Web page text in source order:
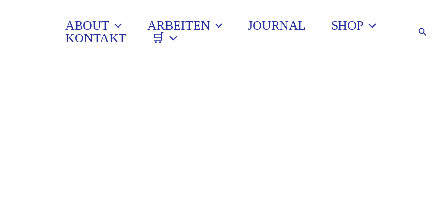
ABOUT ARBEITEN JOURNAL
SHOP
KONTAKT
🛒